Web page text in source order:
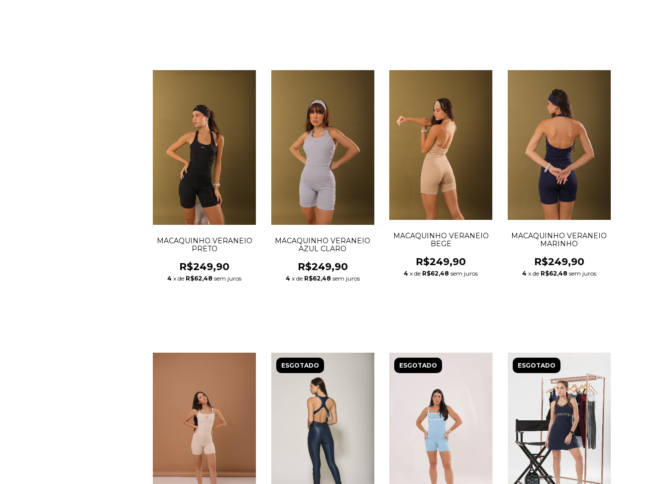
MACAQUINHO VERANEIO
PRETO
R$249,90
4 x de R$62,48 sem juros
MACAQUINHO VERANEIO
AZUL CLARO
R$249,90
4 x de R$62,48 sem juros
MACAQUINHO VERANEIO
BEGE
R$249,90
4 x de R$62,48 sem juros
MACAQUINHO VERANEIO
MARINHO
R$249,90
4 x de R$62,48 sem juros
ESGOTADO ESGOTADO ESGOTADO